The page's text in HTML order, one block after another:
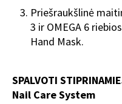
Priešraukšlinė
3 ir OMEGA 6
Hand Mask.
SPALVOTI
Nail Care System